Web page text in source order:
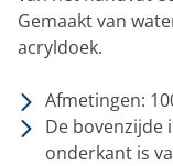
Gemaakt van
acryldoek.
Afmetingen:
De bovenzijde
onderkant is